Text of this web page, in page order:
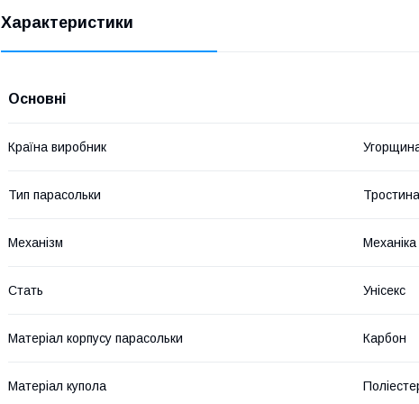
Характеристики
Основні
Країна виробник
Тип парасольки Тростина
Механізм Механіка
Стать Унісекс
Матеріал корпусу парасольки Карбон
Матеріал купола